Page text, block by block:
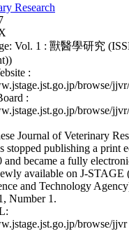
Research
Vol. 1 : 獸醫學研究
:
browse/
:
browse/
Journal of Veterinary
stopped publishing a print
and became a fully
available on J-STAGE
and Technology
Number 1.
browse/jjvr